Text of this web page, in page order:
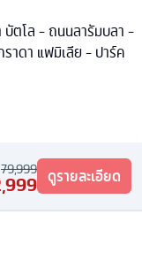
บัตโล - ถนนลารัมบลา -
าดา แฟมิเลีย - ปาร์ค
79,999 ดูรายละเอียด